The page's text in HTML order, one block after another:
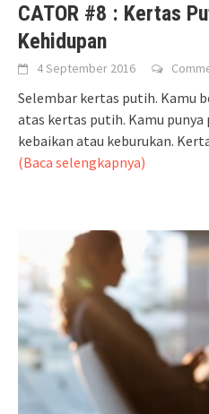
CATOR #8 : Kertas
Kehidupan
4 September 2016
Selembar kertas putih. Kamu
atas kertas putih. Kamu
kebaikan atau keburukan.
(Baca selengkapnya)